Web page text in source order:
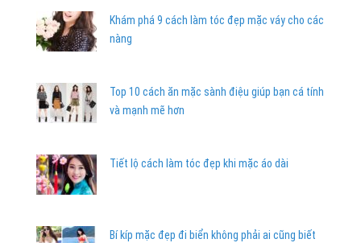
Khám phá 9 cách làm tóc đẹp mặc váy cho các
nàng
Top 10 cách ăn mặc sành điệu giúp bạn cá tính
và mạnh mẽ hơn
Tiết lộ cách làm tóc đẹp khi mặc áo dài
Bí kíp mặc đẹp đi biển không phải ai cũng biết